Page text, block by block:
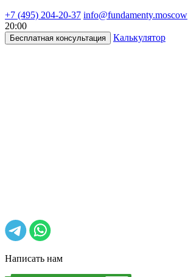
+7 (495) 204-20-37 info@fundamenty.moscow
20:00
Бесплатная консультация Калькулятор
Написать нам